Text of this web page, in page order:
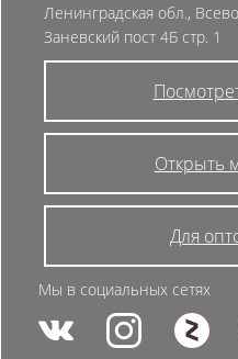
Ленинградская обл.,
Заневский пост 4Б стр. 1
Открыть
Для
Мы в социальных сетях